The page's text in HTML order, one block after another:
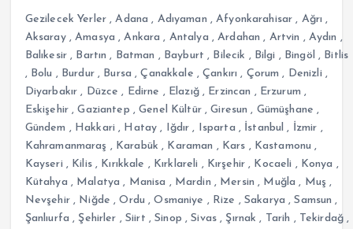
Gezilecek Yerler,Adana , Adıyaman ,Afyonkarahisar , Ağrı ,
Aksaray,Amasya ,Ankara , Antalya ,Ardahan , Artvin , Aydın ,
Balıkesir, Bartın , Batman , Bayburt , Bilecik , Bilgi , Bingöl , Bitlis
, Bolu , Burdur, Bursa ,Çanakkale ,Çankırı , Çorum , Denizli ,
Diyarbakır , Düzce , Edirne , Elazığ, Erzincan , Erzurum ,
Eskişehir,Gaziantep ,Genel Kültür,Giresun , Gümüşhane ,
Gündem , Hakkari , Hatay , Iğdır , Isparta , İstanbul , İzmir ,
Kahramanmaraş , Karabük , Karaman , Kars , Kastamonu ,
Kayseri , Kilis, Kırıkkale , Kırklareli , Kırşehir, Kocaeli , Konya ,
Kütahya , Malatya , Manisa , Mardin , Mersin , Muğla , Muş ,
Nevşehir, Niğde ,Ordu ,Osmaniye , Rize ,Sakarya ,Samsun ,
Şanlıurfa , Şehirler , Siirt ,Sinop ,Sivas , Şırnak , Tarih , Tekirdağ ,